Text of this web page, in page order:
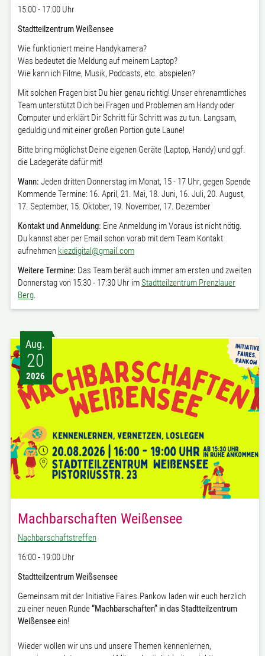
15:00 - 17:00 Uhr
Stadtteilzentrum Weißensee
Wie funktioniert meine Handykamera?
Was bedeutet die Meldung auf meinem Laptop?
Wie kann ich Filme, Musik, Podcasts, etc. abspielen?
Mit solchen Fragen bist Du hier genau richtig! Unser ehrenamtliches
Team unterstützt Dich bei Fragen und Problemen am Handy oder
Computer und erklärt Dir Schritt für Schritt was zu tun. Langsam,
geduldig und mit einer großen Portion gute Laune!
Bitte bring möglichst Deine eigenen Geräte (Laptop, Handy) und ggf.
die Ladegeräte dafür mit!
Wann: Jeden dritten Donnerstag im Monat, 15 - 17 Uhr, gegen Spende
Kommende Termine: 16. April, 21. Mai, 18. Juni, 16. Juli, 20. August,
17. September, 15. Oktober, 19. November, 17. Dezember
Kontakt und Anmeldung: Eine Anmeldung im Voraus ist nicht nötig.
Du kannst aber per Email schon vorab mit dem Team Kontakt
aufnehmen kiezdigital@gmail.com
Weitere Termine: Das Team berät auch immer am ersten und zweiten
Donnerstag von 15:30 - 17:30 Uhr imStadtteilzentrum Prenzlauer
Berg.
Aug.
20
2026
Machbarschaften Weißensee
Nachbarschaftstreffen
16:00 - 19:00 Uhr
Stadtteilzentrum Weißsensee
Gemeinsam mit der Initiative Faires.Pankow laden wir euch herzlich
zu einer neuen Runde“Machbarschaften” in das Stadtteilzentrum
Weißenseeein!
Wieder wollen wir uns und unsere Themen kennenlernen,